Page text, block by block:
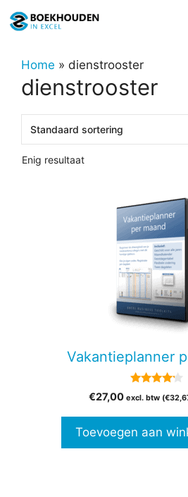
naar
inhoudHome » dienstrooster
dienstrooster
Enig resultaat
Vakantieplanner
van 5
€27,00 excl. btw (€
Toevoegen aan